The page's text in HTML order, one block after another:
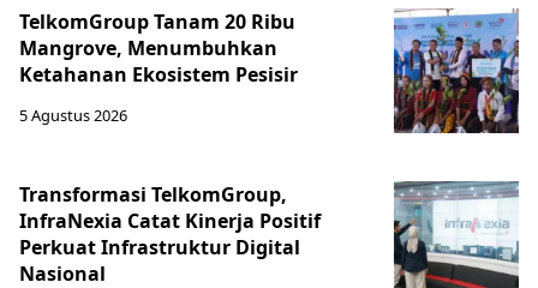
TelkomGroup Tanam 20 Ribu
Mangrove, Menumbuhkan
Ketahanan Ekosistem Pesisir
5 Agustus 2026
Transformasi TelkomGroup,
InfraNexia Catat Kinerja Positif
Perkuat Infrastruktur Digital
Nasional